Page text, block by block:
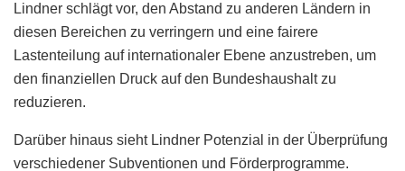
Lindner schlägt vor, den Abstand zu anderen Ländern in
diesen Bereichen zu verringern und eine fairere
Lastenteilung auf internationaler Ebene anzustreben, um
den finanziellen Druck auf den Bundeshaushalt zu
reduzieren.
Darüber hinaus sieht Lindner Potenzial in der Überprüfung
verschiedener Subventionen und Förderprogramme.